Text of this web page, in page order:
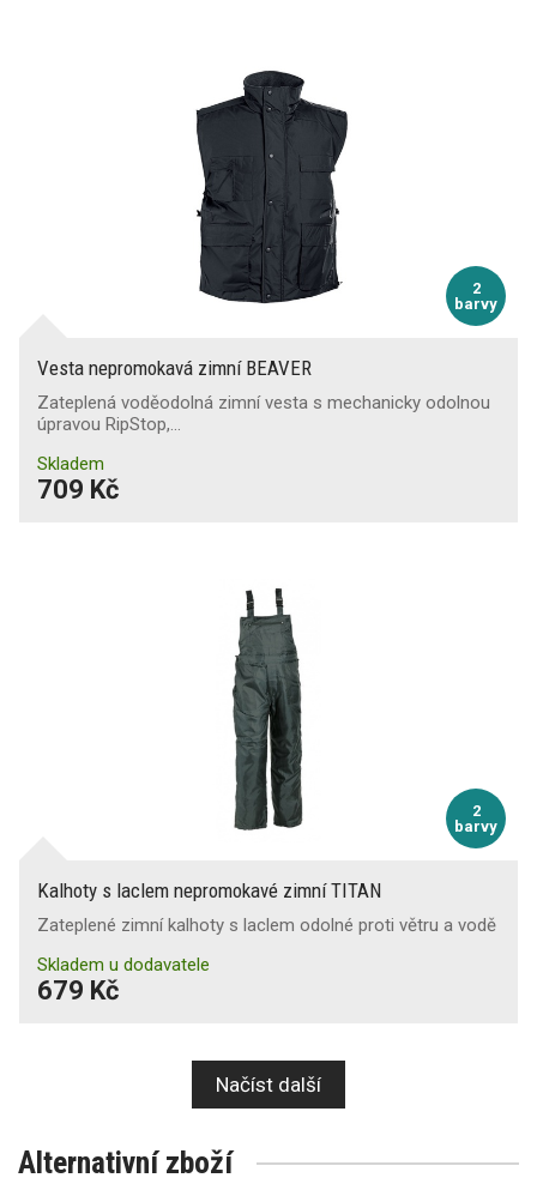
2
barvy
Vesta nepromokavá zimní BEAVER
Zateplená voděodolná zimní vesta s mechanicky odolnou
úpravou RipStop,…
Skladem
709 Kč
2
barvy
Kalhoty s laclem nepromokavé zimní TITAN
Zateplené zimní kalhoty s laclem odolné proti větru a vodě
Skladem u dodavatele
679 Kč
Načíst další
Alternativní zboží